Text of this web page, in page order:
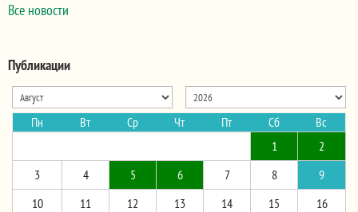
Все новости
Публикации
Пн Вт Ср Чт Пт Сб
Вс
1
2
3
4 5 6 7 8
9
10
11 12 13 14 15
16